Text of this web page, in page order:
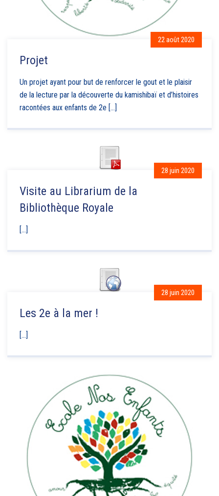
22 août 2020
Projet
Un projet ayant pour but de renforcer le gout et le plaisir
de la lecture par la découverte du kamishibaï et d’histoires
racontées aux enfants de 2e [...]
28 juin 2020
Visite au Librarium de la
Bibliothèque Royale
[...]
28 juin 2020
Les 2e à la mer !
[...]